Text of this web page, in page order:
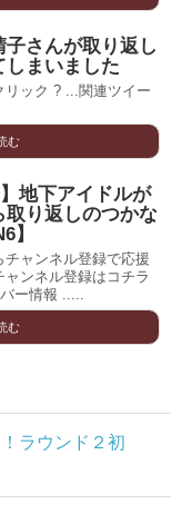
子さんが取り返し
しまいました
リック ? ...関連ツイー
む
地下アイドルが
取り返しのつかな
】
ャンネル登録で応援
ンネル登録はコチラ
ー情報 .....
む
ラウンド２初